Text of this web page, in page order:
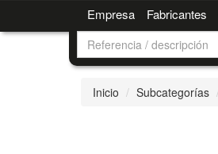
Empresa Fabricantes
Inicio Subcategorías